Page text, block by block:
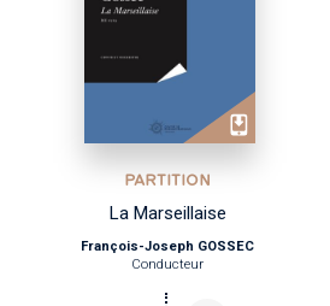
PARTITION
La Marseillaise
François-Joseph GOSSEC
Conducteur